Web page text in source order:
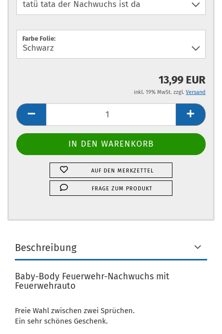
Farbe Folie:
13,99 EUR
inkl. 19% MwSt. zzgl. Versand
AUF DEN MERKZETTEL
FRAGE ZUM PRODUKT
Beschreibung
Baby-Body Feuerwehr-Nachwuchs mit
Feuerwehrauto
Freie Wahl zwischen zwei Sprüchen.
Ein sehr schönes Geschenk.